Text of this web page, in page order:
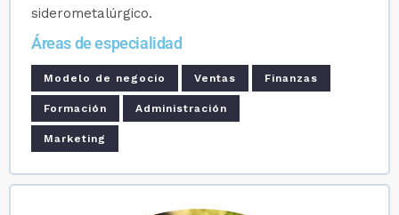
siderometalúrgico.
Áreas de especialidad
Modelo de negocio Ventas Finanzas
Formación Administración
Marketing